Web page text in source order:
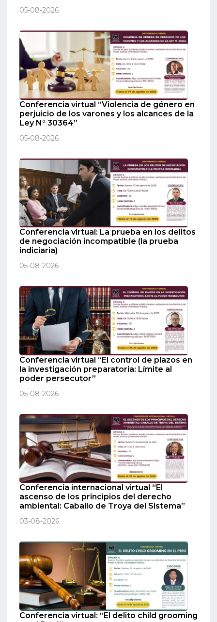
05-08-2026
Conferencia virtual “Violencia de género en
perjuicio de los varones y los alcances de la
Ley N° 30364”
05-08-2026
Conferencia virtual: La prueba en los delitos
de negociación incompatible (la prueba
indiciaria)
05-08-2026
Conferencia virtual “El control de plazos en
la investigación preparatoria: Límite al
poder persecutor”
05-08-2026
Conferencia internacional virtual “El
ascenso de los principios del derecho
ambiental: Caballo de Troya del Sistema”
03-08-2026
Conferencia virtual: “El delito child grooming